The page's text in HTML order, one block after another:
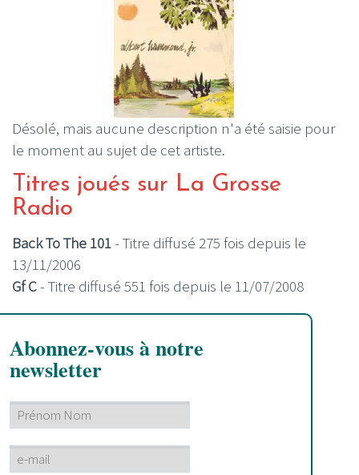
Désolé, mais aucune description n'a été saisie pour
le moment au sujet de cet artiste.
Titres joués sur La Grosse
Radio
Back To The 101- Titre diffusé 275 fois depuis le
13/11/2006
Gf C- Titre diffusé 551 fois depuis le 11/07/2008
Abonnez-vous à notre
newsletter